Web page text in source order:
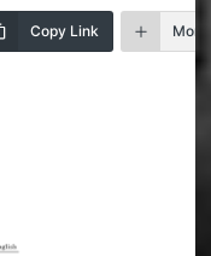
Copy Link More